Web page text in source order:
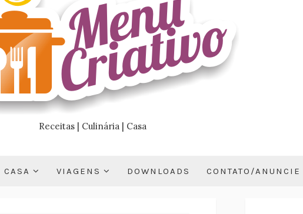
Receitas | Culinária | Casa
CASA VIAGENS DOWNLOADS CONTATO/ANUNCIE